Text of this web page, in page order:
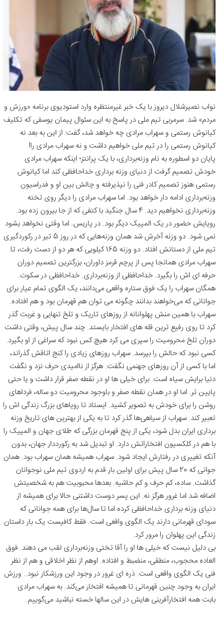
نواب نصیرشلال دیروز با یک خبر غیرمنتظره وارد استودیوی برنامه «ورزش و
مردم» شد. سرمربی تیم ملی در پاسخ به این سئوال پیمان یوسفی که تکلیف
کیانوش رستمی و سهراب مرادی چه خواهد شد، گفت: از این به بعد نه
کیانوش رستمی را در تیم ملی خواهیم داشت و نه سهراب مرادی را!
پایان دو اسطوره به نام وزنه‌برداری، با یک پرانتز؛ اینکه سهراب مرادی
خودش تصمیم گرفت از دنیای وزنه برداری خداحافظی کند اما کیانوش
رستمی هنوز تصمیم کادر فنی را نپذیرفته و چالش‌ بین او و فدراسیون
وزنه‌برداری ادامه دار خواهد بود. اما سهراب مرادی را دیگر روی تخته
وزنه‌برداری نخواهیم دید. 4 سال جنگید با کتفی که از جا بیرون زده بود.
رویایش حضور در یک المپیک دیگر بود. در پاریس. اما وقتی نخواهد بشود
نمی شود. دو وزنه آخرش شد همان وزنه‌هایی که در روز 5 تیر در رکوردگیری
تیم ملی از دستانش افتاد. دو وزنه 165 کیلویی که هر دو از دست رفت، تا
سهراب مرادی همانجا پس از پرچم قرمز داوران، بزرگترین تصمیم دوران
حرفه ای اش را بگیرد. خداحافظی از وزنه‌برداری. خداحافظی در سکوت.
همگان سهراب را یک فوق ستاره واقعی می‌دانند، یک الگوی تمام عیار برای
جوانانی که می‌خواهند بدانند چگونه می توان هم قهرمان بود و هم افتاده.
سهراب با همین منش پهلوانانه از روزهای تاریک و تلخ تنهایی و غربت گذر
کرد تا روی رفیع ترین قله های افتخار بایستد. چند سال پیش، وقتی داشت
دوران تلخ محرومیت را سپری می کرد هیچ کس نبود که سراغی از او بگیرد.
کسی نبود که حالش را بپرسد. سهراب روزهای زیادی را کنج اتاقش گذراند،
اما با کسی از آن روزهای جهنمی نگفت. هرگز از ناامیدی حرف نزد و نگفت
دنیا برایش سیاه است. برای خیلی ها او در نقطه صفر قرار داشت و یا حتی
پایین تر. اما او در همان نقطه صفر و باوجود محرومیت دو ساله، فرداهای
روشن را برای خودش به تصویر کشید. ایستاد تا رویاهای بزرگ زندگی اش را
تعبیر کند. سهراب از سیاهی‌ها گذر کرد تا به یکی از بهترین های تاریخ وزنه
برداری ایران بدل شود، یکی از پنج قهرمان بزرگی که طلای جهان و المپیک را
با هم در کلکسیون افتخاراتش دارد. او تبدیل شد به رکورددار جهان، بدون
آنکه تغییری در رفتارش ایجاد شود. سهراب همیشه همان سهراب بود. همان
جوانی که 20 سال پیش برای اولین بار قدم به اردوی تیم ملی نوجوانان
گذاشت. ساده، کم حرف و کم حاشیه. بعدها محبوبیت هم به شخصیتش
اضافه شد اما غرور هرگز نه. این پسر دوست داشتنی حالا برای همیشه از
دنیای وزنه برداری خداحافظی کرده اما تا سال‌ها برای همه جوانانی که
سودای قهرمانی دارند یک الگوی واقعی است. فقط کافیست یک بار داستان
زندگی این پهلوان را مرور کرد.
بی دلیل نیست که خیلی ها او را آقا تختی وزنه‌برداری لقب می دهند. فوق
العاده محجوب، منطقی، منضبط و افتاده. اوهم از نظر اخلاقی و هم از نظر
فنی یک الگوی واقعی است. ذره ای غرور در وجود این ورزشکار نبود.. ورزش
ایران به وجود چنین قهرمانی تا همیشه افتخار می‌کند. به سهراب مرادی
بابت همه افتخارآفرینی هایش در این سالها خسته نباشید می‌گوییم.